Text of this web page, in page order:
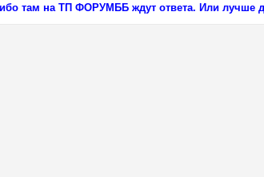
там на ТП ФОРУМББ ждут ответа. Или лучше